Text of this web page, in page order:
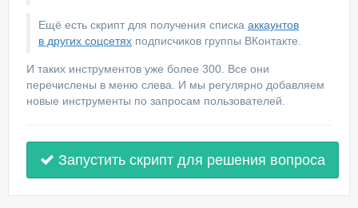
Ещё есть скрипт для получения списка аккаунтов
в других соцсетях подписчиков группы ВКонтакте.
И таких инструментов уже более 300. Все они
перечислены в меню слева. И мы регулярно добавляем
новые инструменты по запросам пользователей.
Запустить скрипт для решения вопроса